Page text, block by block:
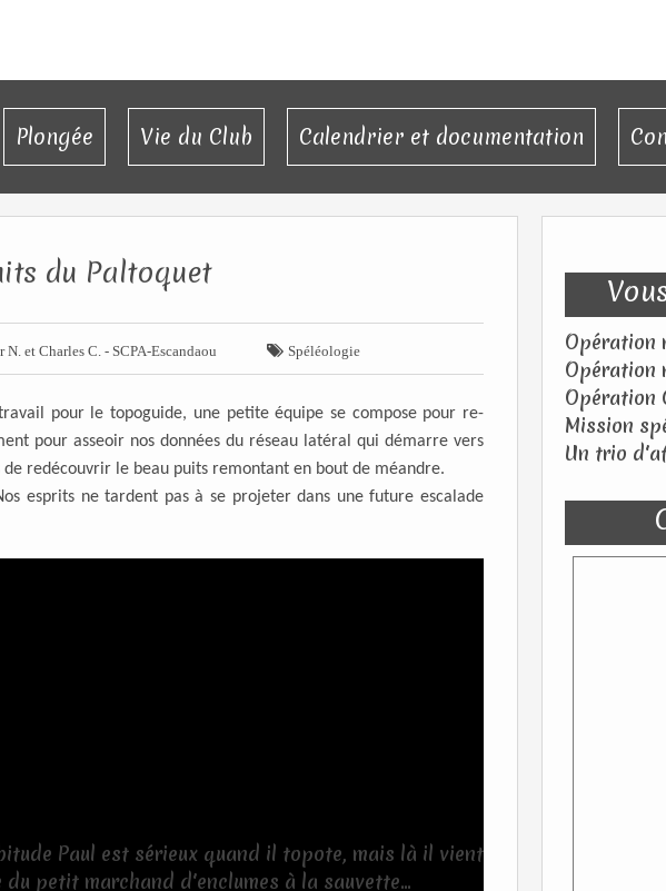
Plongée Vie du Club Calendrier et documentation
Opération
Un trio
du Paltoquet
N. et Charles C. - SCPA-Escandaou  Spéléologie
pour le topoguide, une petite équipe se compose pour re-
pour asseoir nos données du réseau latéral qui démarre vers
redécouvrir le beau puits remontant en bout de méandre.
esprits ne tardent pas à se projeter dans une future escalade